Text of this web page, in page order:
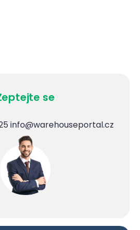
se
info@warehouseportal.cz